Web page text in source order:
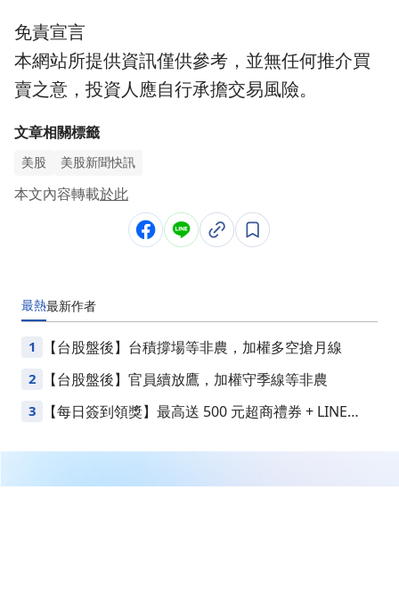
免責宣言
本網站所提供資訊僅供參考，並無任何推介買
賣之意，投資人應自行承擔交易風險。
文章相關標籤
美股 美股新聞快訊
本文內容轉載於此
最熱最新作者
1 【台股盤後】台積撐場等非農，加權多空搶月線
2 【台股盤後】官員續放鷹，加權守季線等非農
3
【每日簽到領獎】最高送 500 元超商禮券 + LINE